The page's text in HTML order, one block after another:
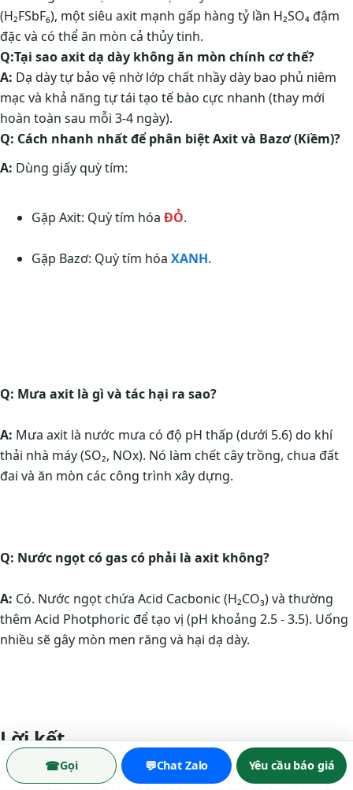
(H₂FSbF₆), một siêu axit mạnh gấp hàng tỷ lần H₂SO₄ đậm
đặc và có thể ăn mòn cả thủy tinh.
Q:Tại sao axit dạ dày không ăn mòn chính cơ thể?
A: Dạ dày tự bảo vệ nhờ lớp chất nhầy dày bao phủ niêm
mạc và khả năng tự tái tạo tế bào cực nhanh (thay mới
hoàn toàn sau mỗi 3-4 ngày).
Q: Cách nhanh nhất để phân biệt Axit và Bazơ (Kiềm)?
A: Dùng giấy quỳ tím:
Gặp Axit: Quỳ tím hóa ĐỎ.
Gặp Bazơ: Quỳ tím hóa XANH.
Q: Mưa axit là gì và tác hại ra sao?
A: Mưa axit là nước mưa có độ pH thấp (dưới 5.6) do khí
thải nhà máy (SO₂, NOx). Nó làm chết cây trồng, chua đất
đai và ăn mòn các công trình xây dựng.
Q: Nước ngọt có gas có phải là axit không?
A: Có. Nước ngọt chứa Acid Cacbonic (H₂CO₃) và thường
thêm Acid Photphoric để tạo vị (pH khoảng 2.5 - 3.5). Uống
nhiều sẽ gây mòn men răng và hại dạ dày.
Lời kết
Axit không chỉ là những chai hóa chất nằm im trong phòng
☎Gọi 💬Chat Zalo Yêu cầu báo giá